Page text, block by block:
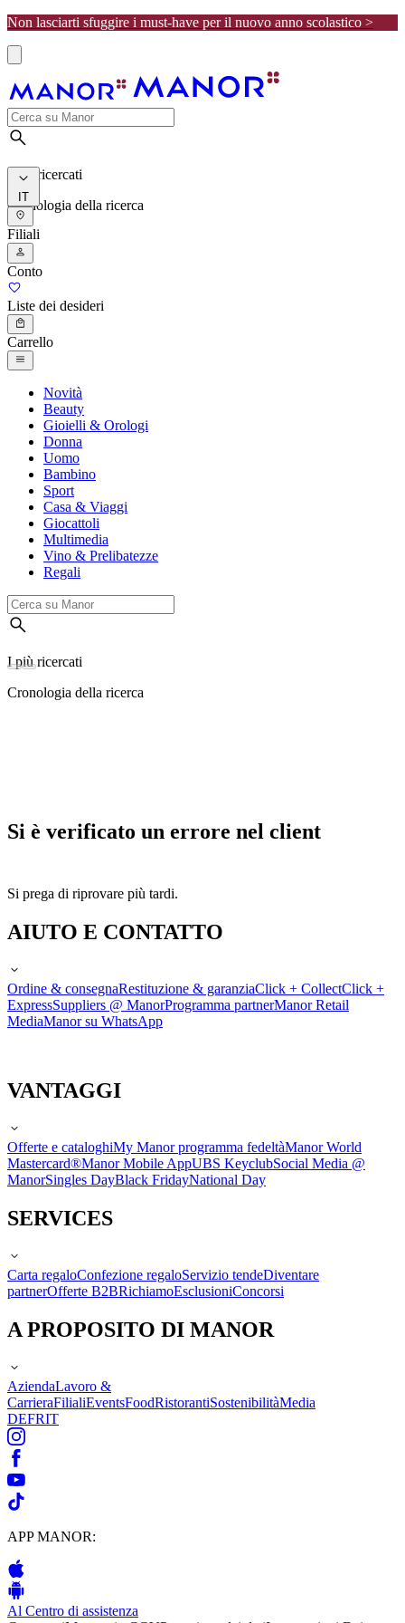
Non lasciarti sfuggire i must-have per il nuovo anno scolastico >
I più ricercati
Cronologia della ricerca
IT
Filiali
Conto
Liste dei desideri
Carrello
Novità
Beauty
Gioielli & Orologi
Donna
Uomo
Bambino
Sport
Casa & Viaggi
Giocattoli
Multimedia
Vino & Prelibatezze
Regali
I più ricercati
Cronologia della ricerca
Si è verificato un errore nel client
Si prega di riprovare più tardi.
AIUTO E CONTATTO
Ordine & consegnaRestituzione & garanziaClick + CollectClick +
ExpressSuppliers @ ManorProgramma partnerManor Retail
MediaManor su WhatsApp
VANTAGGI
Offerte e cataloghiMy Manor programma fedeltàManor World
Mastercard®Manor Mobile AppUBS KeyclubSocial Media @
ManorSingles DayBlack FridayNational Day
SERVICES
Carta regaloConfezione regaloServizio tendeDiventare
partnerOfferte B2BRichiamoEsclusioniConcorsi
A PROPOSITO DI MANOR
AziendaLavoro &
CarrieraFilialiEventsFoodRistorantiSostenibilitàMedia
DEFRIT
APP MANOR:
Al Centro di assistenza